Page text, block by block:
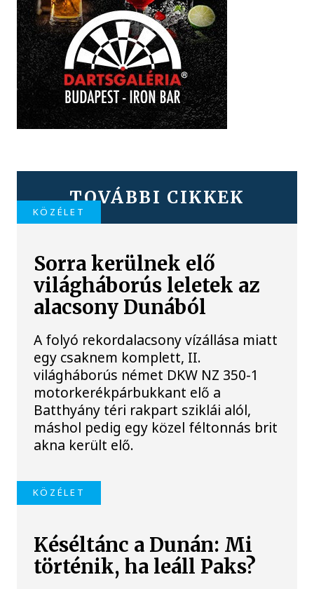
TOVÁBBI CIKKEK
KÖZÉLET
Sorra kerülnek elő
világháborús leletek az
alacsony Dunából
A folyó rekordalacsony vízállása miatt
egy csaknem komplett, II.
világháborús német DKW NZ 350-1
motorkerékpárbukkant elő a
Batthyány téri rakpart sziklái alól,
máshol pedig egy közel féltonnás brit
akna került elő.
KÖZÉLET
Késéltánc a Dunán: Mi
történik, ha leáll Paks?